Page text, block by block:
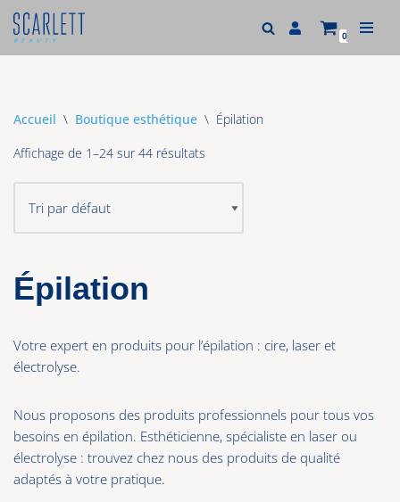
Aller
0
Accueil \ Boutique esthétique \ Épilation
Affichage de 1–24 sur 44 résultats
Épilation
Votre expert en produits pour l’épilation : cire, laser et
électrolyse.
Nous proposons des produits professionnels pour tous vos
besoins en épilation. Esthéticienne, spécialiste en laser ou
électrolyse : trouvez chez nous des produits de qualité
adaptés à votre pratique.